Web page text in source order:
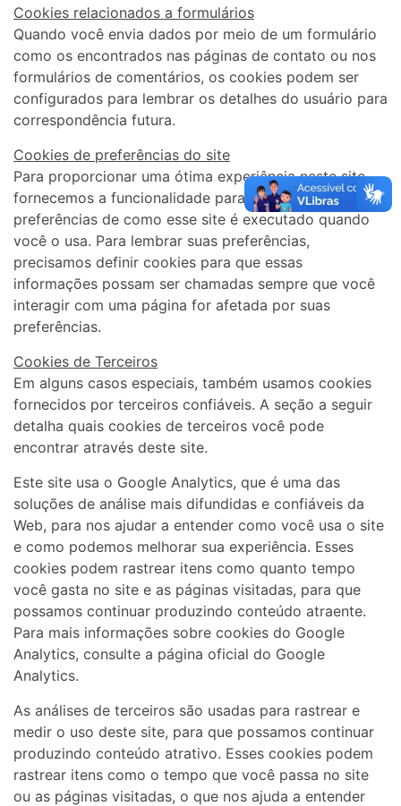
Cookies relacionados a formulários
Quando você envia dados por meio de um formulário
como os encontrados nas páginas de contato ou nos
formulários de comentários, os cookies podem ser
configurados para lembrar os detalhes do usuário para
correspondência futura.
Cookies de preferências do site
Para proporcionar uma ótima experiência neste site,
fornecemos a funcionalidade para definir suas
preferências de como esse site é executado quando
você o usa. Para lembrar suas preferências,
precisamos definir cookies para que essas
informações possam ser chamadas sempre que você
interagir com uma página for afetada por suas
preferências.
Cookies de Terceiros
Em alguns casos especiais, também usamos cookies
fornecidos por terceiros confiáveis. A seção a seguir
detalha quais cookies de terceiros você pode
encontrar através deste site.
Este site usa o Google Analytics, que é uma das
soluções de análise mais difundidas e confiáveis ​​da
Web, para nos ajudar a entender como você usa o site
e como podemos melhorar sua experiência. Esses
cookies podem rastrear itens como quanto tempo
você gasta no site e as páginas visitadas, para que
possamos continuar produzindo conteúdo atraente.
Para mais informações sobre cookies do Google
Analytics, consulte a página oficial do Google
Analytics.
As análises de terceiros são usadas para rastrear e
medir o uso deste site, para que possamos continuar
produzindo conteúdo atrativo. Esses cookies podem
rastrear itens como o tempo que você passa no site
ou as páginas visitadas, o que nos ajuda a entender